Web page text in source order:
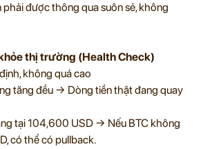
được thông qua suôn sẻ, không
thị trường (Health Check)
không quá cao
tăng đều → Dòng tiền thật đang quay
tại 104,600 USD → Nếu BTC không
có thể có pullback.